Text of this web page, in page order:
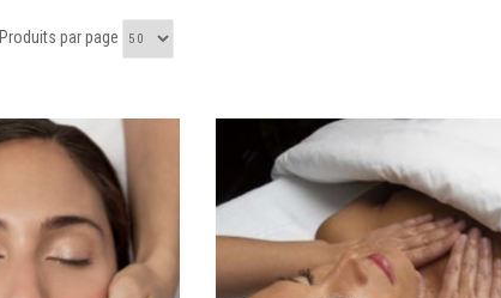
. Produits par page